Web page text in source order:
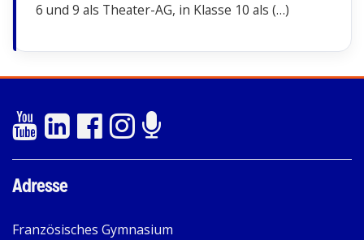
6 und 9 als Theater-AG, in Klasse 10 als (…)
Adresse
Französisches Gymnasium